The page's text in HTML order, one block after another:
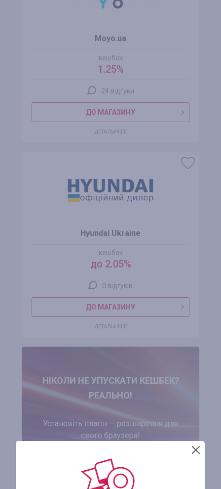
Moyo.ua
кешбек
1.25%
24 відгуки
ДО МАГАЗИНУ
ДЕТАЛЬНІШЕ
Hyundai Ukraine
кешбек
до 2.05%
0 відгуків
ДО МАГАЗИНУ
ДЕТАЛЬНІШЕ
НІКОЛИ НЕ УПУСКАТИ КЕШБЕК?
РЕАЛЬНО!
Установіть плагін — розширення для
свого браузера!
УСТАНОВИТИ